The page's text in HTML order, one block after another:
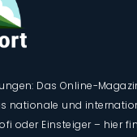
Das Online-
nationale und
oder Einsteiger – hier